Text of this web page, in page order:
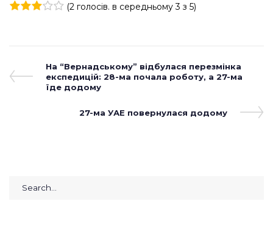
(2 голосів. в середньому3 з 5)
Навігація
записів
Previous
Post
На “Вернадському” відбулася перезмінка
експедицій: 28-ма почала роботу, а 27-ма
їде додому
Next
27-ма УАЕ повернулася додому
Search